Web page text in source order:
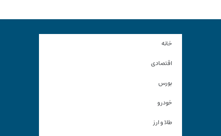
خانه
اقتصادی
بورس
خودرو
طلا و ارز